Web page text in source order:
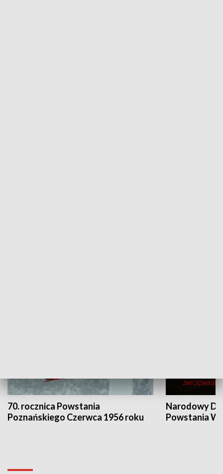
70. rocznica Powstania
Poznańskiego Czerwca 1956 roku
Narodowy
Powstania